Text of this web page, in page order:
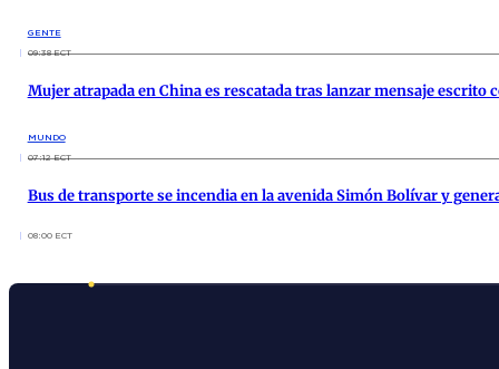
GENTE
09:38 ECT
Mujer atrapada en China es rescatada tras lanzar mensaje escrito
MUNDO
07:12 ECT
Bus de transporte se incendia en la avenida Simón Bolívar y
08:00 ECT